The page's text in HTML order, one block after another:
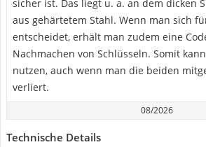
sicher ist. Das liegt u. a. an dem dicken
aus gehärtetem Stahl. Wenn man sich
entscheidet, erhält man zudem eine
Nachmachen von Schlüsseln. Somit
nutzen, auch wenn man die beiden
verliert.
08/2026
Technische Details